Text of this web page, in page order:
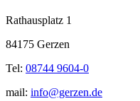
Rathausplatz 1
84175 Gerzen
Tel: 08744 9604-0
mail: info@gerzen.de